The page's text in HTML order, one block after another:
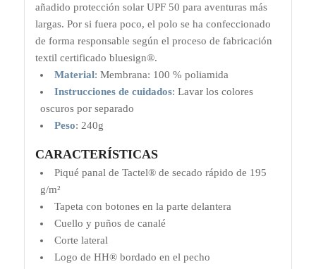
añadido protección solar UPF 50 para aventuras más
largas. Por si fuera poco, el polo se ha confeccionado
de forma responsable según el proceso de fabricación
textil certificado bluesign®.
Material: Membrana: 100 % poliamida
Instrucciones de cuidados: Lavar los colores
oscuros por separado
Peso: 240g
CARACTERÍSTICAS
Piqué panal de Tactel® de secado rápido de 195
g/m²
Tapeta con botones en la parte delantera
Cuello y puños de canalé
Corte lateral
Logo de HH® bordado en el pecho